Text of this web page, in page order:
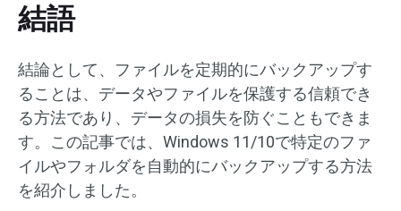
結語
結論として、ファイルを定期的にバックアップす
ることは、データやファイルを保護する信頼でき
る方法であり、データの損失を防ぐこともできま
す。この記事では、Windows 11/10で特定のファ
イルやフォルダを自動的にバックアップする方法
を紹介しました。